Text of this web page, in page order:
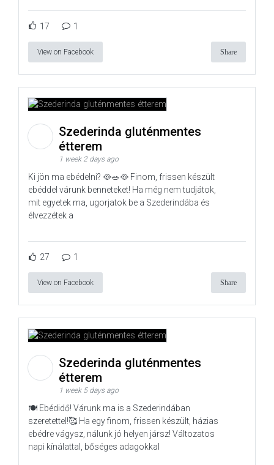
17 1
View on Facebook Share
Szederinda gluténmentes
étterem
1 week 2 days ago
Ki jön ma ebédelni? 🥘🥗🥘 Finom, frissen készült
ebéddel várunk benneteket! Ha még nem tudjátok,
mit egyetek ma, ugorjatok be a Szederindába és
élvezzétek a
27 1
View on Facebook Share
Szederinda gluténmentes
étterem
1 week 5 days ago
🍽️ Ebédidő! Várunk ma is a Szederindában
szeretettel!🥰 Ha egy finom, frissen készült, házias
ebédre vágysz, nálunk jó helyen jársz! Változatos
napi kínálattal, bőséges adagokkal